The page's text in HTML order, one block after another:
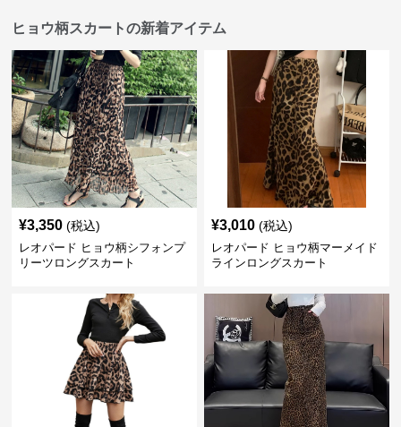
ヒョウ柄スカートの新着アイテム
¥3,350 (税込)
レオパード ヒョウ柄シフォンプ
リーツロングスカート
¥3,010 (税込)
レオパード ヒョウ柄マーメイド
ラインロングスカート